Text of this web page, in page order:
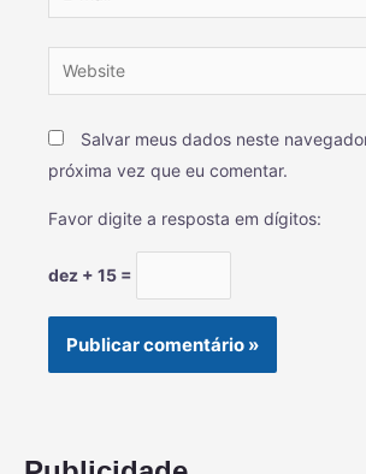
Salvar meus dados neste
próxima vez que eu comentar.
Favor digite a resposta em dígitos:
dez + 15 =